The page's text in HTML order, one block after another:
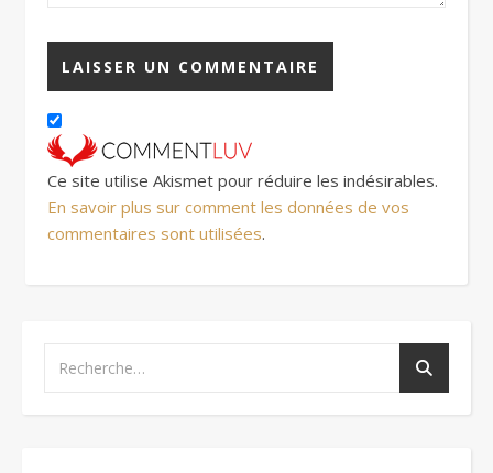
Ce site utilise Akismet pour réduire les indésirables.
En savoir plus sur comment les données de vos
commentaires sont utilisées.